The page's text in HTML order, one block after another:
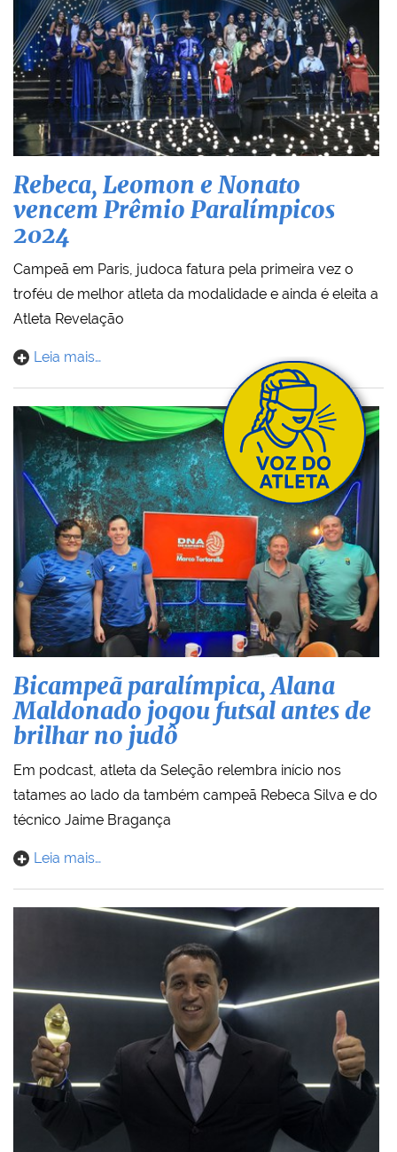
Rebeca, Leomon e Nonato
vencem Prêmio Paralímpicos
2024
Campeã em Paris, judoca fatura pela primeira vez o
troféu de melhor atleta da modalidade e ainda é eleita a
Atleta Revelação
Leia mais…
Bicampeã paralímpica, Alana
Maldonado jogou futsal antes de
brilhar no judô
Em podcast, atleta da Seleção relembra início nos
tatames ao lado da também campeã Rebeca Silva e do
técnico Jaime Bragança
Leia mais…